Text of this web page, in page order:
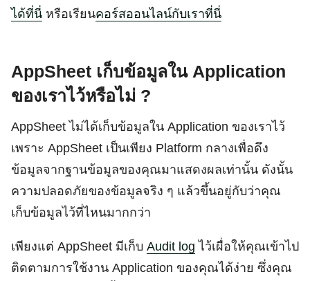
ได้ที่นี่ หรือเรียนคอร์สออนไลน์กับเราที่นี่
AppSheet เก็บข้อมูลใน Application
ของเราไว้หรือไม่ ?
AppSheet ไม่ได้เก็บข้อมูลใน Application ของเราไว้
เพราะ AppSheet เป็นเพียง Platform กลางเพื่อดึง
ข้อมูลจากฐานข้อมูลของคุณมาแสดงผลเท่านั้น ดังนั้น
ความปลอดภัยของข้อมูลจริง ๆ แล้วขึ้นอยู่กับว่าคุณ
เก็บข้อมูลไว้ที่ไหนมากกว่า
เพียงแต่ AppSheet มีเก็บ Audit log ไว้เผื่อให้คุณเข้าไป
ติดตามการใช้งาน Application ของคุณได้ง่าย ซึ่งคุณ